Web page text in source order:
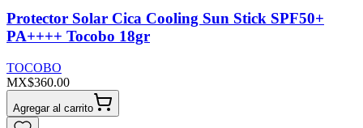
Protector Solar Cica Cooling Sun Stick SPF50+
PA++++ Tocobo 18gr
TOCOBO
MX$360.00
Agregar al carrito